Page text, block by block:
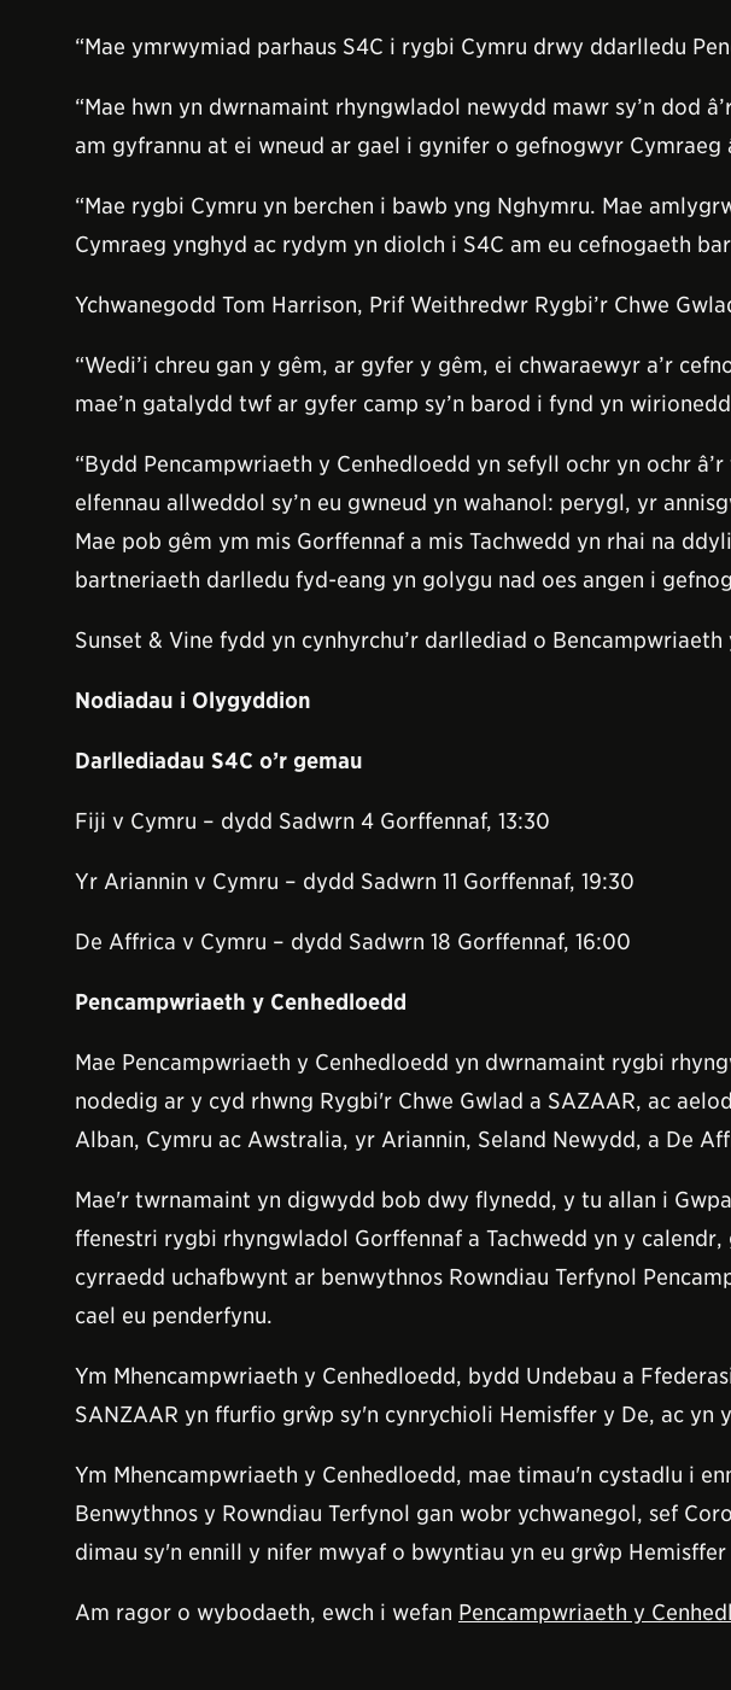
“Mae ymrwymiad parhaus S4C i rygbi Cymru drwy ddarlledu
“Mae hwn yn dwrnamaint rhyngwladol newydd mawr sy’n dod
am gyfrannu at ei wneud ar gael i gynifer o gefnogwyr Cymraeg
“Mae rygbi Cymru yn berchen i bawb yng Nghymru. Mae
Cymraeg ynghyd ac rydym yn diolch i S4C am eu cefnogaeth
Ychwanegodd Tom Harrison, Prif Weithredwr Rygbi’r Chwe
“Wedi’i chreu gan y gêm, ar gyfer y gêm, ei chwaraewyr a’r
mae’n gatalydd twf ar gyfer camp sy’n barod i fynd yn
“Bydd Pencampwriaeth y Cenhedloedd yn sefyll ochr yn ochr
elfennau allweddol sy’n eu gwneud yn wahanol: perygl, yr
Mae pob gêm ym mis Gorffennaf a mis Tachwedd yn rhai na
bartneriaeth darlledu fyd-eang yn golygu nad oes angen i
Sunset & Vine fydd yn cynhyrchu’r darllediad o Bencampwriaeth
Nodiadau i Olygyddion
Darllediadau S4C o’r gemau
Fiji v Cymru – dydd Sadwrn 4 Gorffennaf, 13:30
Yr Ariannin v Cymru – dydd Sadwrn 11 Gorffennaf, 19:30
De Affrica v Cymru – dydd Sadwrn 18 Gorffennaf, 16:00
Pencampwriaeth y Cenhedloedd
Mae Pencampwriaeth y Cenhedloedd yn dwrnamaint rygbi
nodedig ar y cyd rhwng Rygbi'r Chwe Gwlad a SAZAAR, ac
Alban, Cymru ac Awstralia, yr Ariannin, Seland Newydd, a De
Mae'r twrnamaint yn digwydd bob dwy flynedd, y tu allan i
ffenestri rygbi rhyngwladol Gorffennaf a Tachwedd yn y
cyrraedd uchafbwynt ar benwythnos Rowndiau Terfynol
cael eu penderfynu.
Ym Mhencampwriaeth y Cenhedloedd, bydd Undebau a
SANZAAR yn ffurfio grŵp sy'n cynrychioli Hemisffer y De, ac
Ym Mhencampwriaeth y Cenhedloedd, mae timau'n cystadlu i
Benwythnos y Rowndiau Terfynol gan wobr ychwanegol, sef
dimau sy'n ennill y nifer mwyaf o bwyntiau yn eu grŵp
Am ragor o wybodaeth, ewch i wefan Pencampwriaeth y